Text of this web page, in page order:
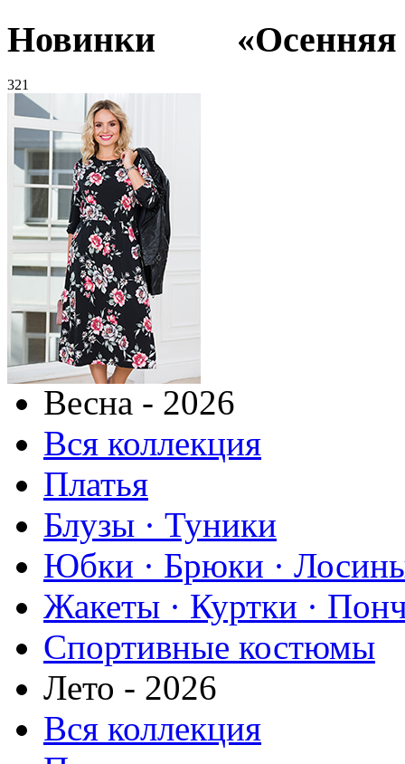
Новинки «Осенняя
321
Весна - 2026
Вся коллекция
Платья
Блузы · Туники
Юбки · Брюки ·
Жакеты · Куртки ·
Спортивные костюмы
Лето - 2026
Вся коллекция